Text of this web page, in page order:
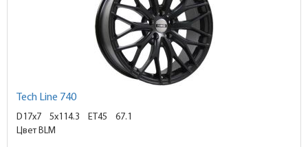
Tech Line 740
D17x7 5x114.3 ET45
67.1
Цвет BLM